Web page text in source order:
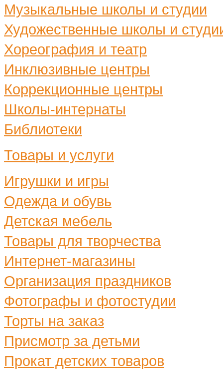
Музыкальные школы и студии
Художественные школы и
Хореография и театр
Инклюзивные центры
Коррекционные центры
Школы-интернаты
Библиотеки
Товары и услуги
Игрушки и игры
Одежда и обувь
Детская мебель
Товары для творчества
Интернет-магазины
Организация праздников
Фотографы и фотостудии
Торты на заказ
Присмотр за детьми
Прокат детских товаров